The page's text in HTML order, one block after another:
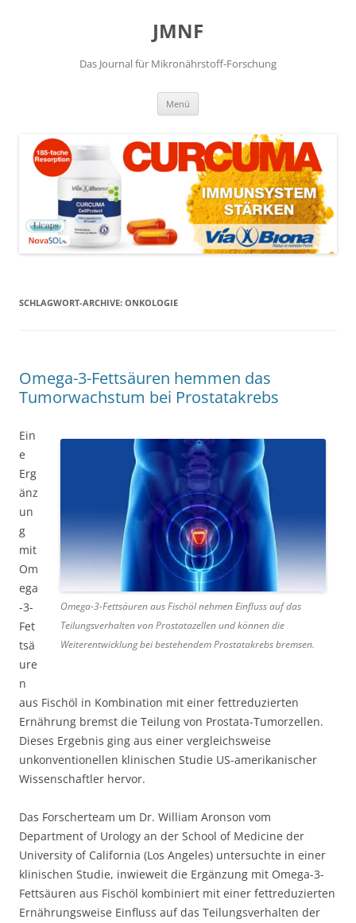
JMNF
Das Journal für Mikronährstoff-Forschung
Menü
SCHLAGWORT-ARCHIVE: ONKOLOGIE
Omega-3-Fettsäuren hemmen das
Tumorwachstum bei Prostatakrebs
Omega-3-Fettsäuren aus Fischöl nehmen Einfluss auf das
Teilungsverhalten von Prostatazellen und können die
Weiterentwicklung bei bestehendem Prostatakrebs bremsen.
Ein
e
Erg
änz
un
g
mit
Om
ega
-3-
Fet
tsä
ure
n
aus Fischöl in Kombination mit einer fettreduzierten
Ernährung bremst die Teilung von Prostata-Tumorzellen.
Dieses Ergebnis ging aus einer vergleichsweise
unkonventionellen klinischen Studie US-amerikanischer
Wissenschaftler hervor.
Das Forscherteam um Dr. William Aronson vom
Department of Urology an der School of Medicine der
University of California (Los Angeles) untersuchte in einer
klinischen Studie, inwieweit die Ergänzung mit Omega-3-
Fettsäuren aus Fischöl kombiniert mit einer fettreduzierten
Ernährungsweise Einfluss auf das Teilungsverhalten der